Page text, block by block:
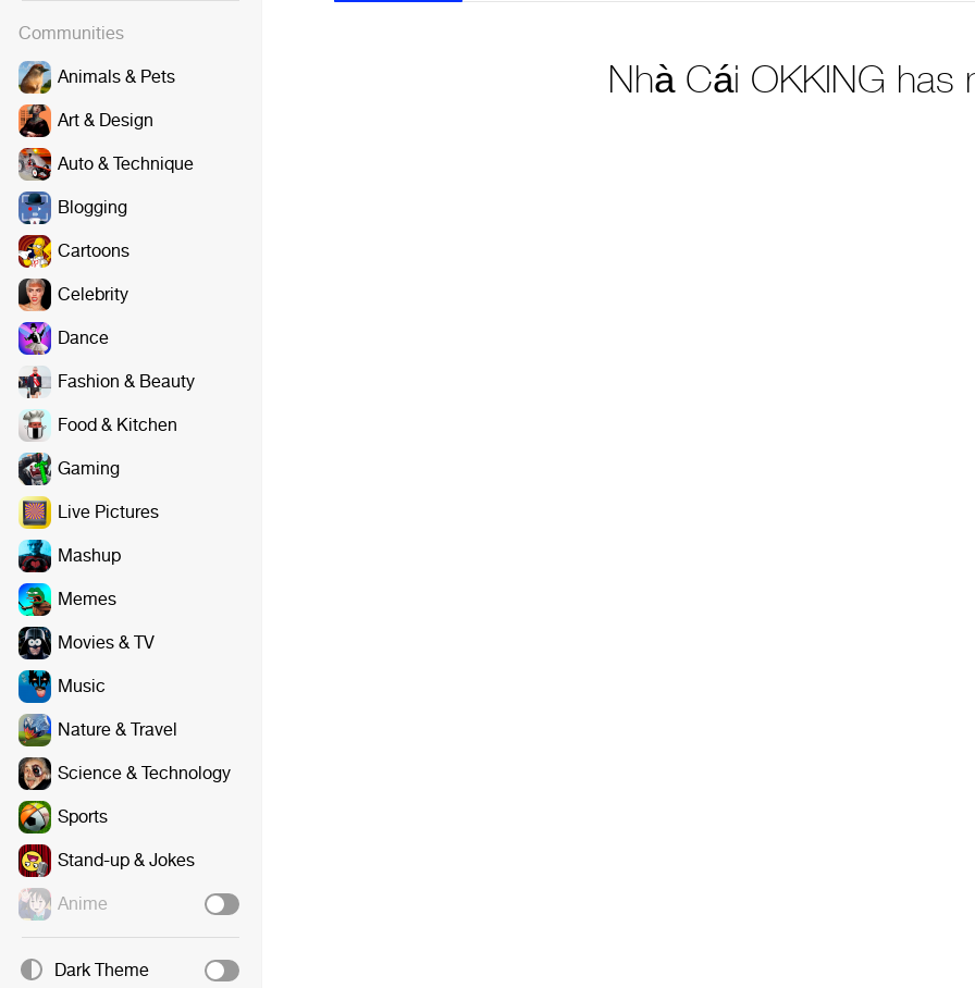
Communities
Animals & Pets
Art & Design
Auto & Technique
Blogging
Cartoons
Celebrity
Dance
Fashion & Beauty
Food & Kitchen
Gaming
Live Pictures
Mashup
Memes
Movies & TV
Music
Nature & Travel
Science & Technology
Sports
Stand-up & Jokes
Anime
Dark Theme
Nhà Cái OKKING has